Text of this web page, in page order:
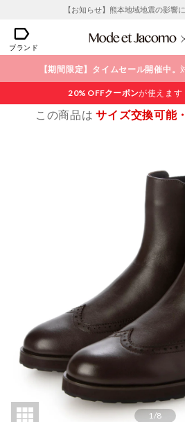
【お知らせ】熊本地域地震の影響
ブランド
【期間限定】タイムセール開催中。
20% OFFクーポンが使えます
この商品はサイズ交換可能
1/8